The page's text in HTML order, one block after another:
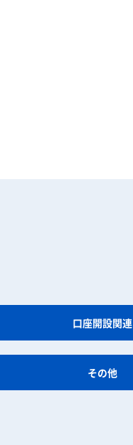
口座開設関連
その他